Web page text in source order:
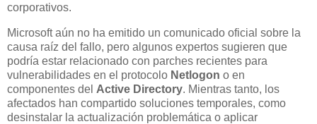
corporativos.
Microsoft aún no ha emitido un comunicado oficial sobre la
causa raíz del fallo, pero algunos expertos sugieren que
podría estar relacionado con parches recientes para
vulnerabilidades en el protocolo Netlogon o en
componentes del Active Directory. Mientras tanto, los
afectados han compartido soluciones temporales, como
desinstalar la actualización problemática o aplicar